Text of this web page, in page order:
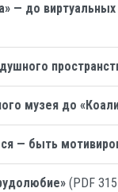
— до
музея до
— быть
(PDF